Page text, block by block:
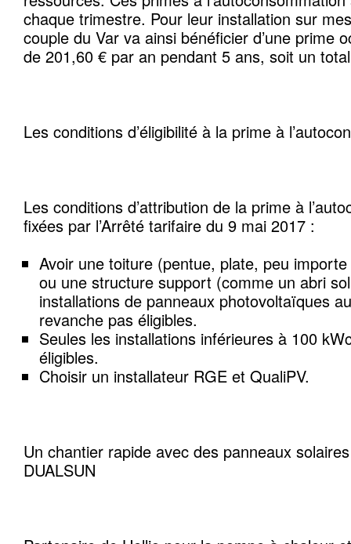
chaque trimestre. Pour leur installation sur
couple du Var va ainsi bénéficier d’une prime
de 201,60 € par an pendant 5 ans, soit un
Les conditions d’éligibilité à la prime à
Les conditions d’attribution de la prime à
fixées par l’Arrêté tarifaire du 9 mai 2017 :
Avoir une toiture (pentue, plate, peu
ou une structure support (comme un abri
installations de panneaux photovoltaïques
revanche pas éligibles.
Seules les installations inférieures à 100
éligibles.
Choisir un installateur RGE et QualiPV.
Un chantier rapide avec des panneaux
DUALSUN